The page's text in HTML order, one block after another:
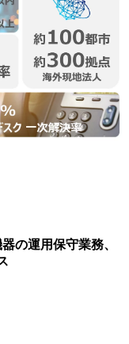
の運用保守業務、